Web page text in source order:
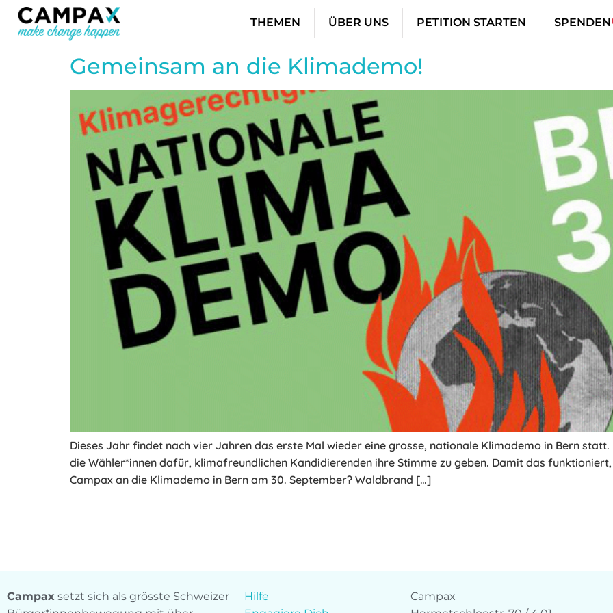
THEMEN ÜBER UNS PETITION STARTEN SPENDEN
Gemeinsam an die Klimademo!
Dieses Jahr findet nach vier Jahren das erste Mal wieder eine grosse, nationale Klimademo in Bern
die Wähler*innen dafür, klimafreundlichen Kandidierenden ihre Stimme zu geben. Damit das
Campax an die Klimademo in Bern am 30. September? Waldbrand […]
Campax setzt sich als grösste Schweizer
Hilfe
Campax